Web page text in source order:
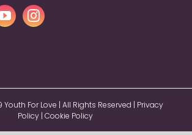
For Love | All Rights Reserved | Privacy
Policy| Cookie Policy